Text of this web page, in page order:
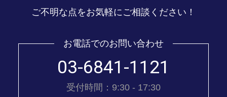
ご不明な点をお気軽にご相談ください！
お電話でのお問い合わせ
03-6841-1121
受付時間：9:30 - 17:30